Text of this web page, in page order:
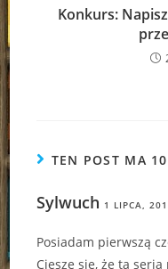
Konkurs:
TEN POST MA
Sylwuch 1 LIPCA,
Posiadam pierwszą
Cieszę się, że ta